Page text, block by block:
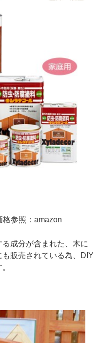
参照：amazon
成分が含まれた、木に
販売されている為、DIY